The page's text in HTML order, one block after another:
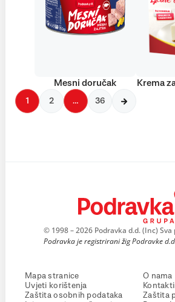
Mesni doručak Krema
1 2 … 36
© 1998 – 2026 Podravka d.d. (Inc)
Podravka je registrirani žig Podravke
Mapa stranice
Uvjeti korištenja
Zaštita osobnih podataka
O nama
Zaštita